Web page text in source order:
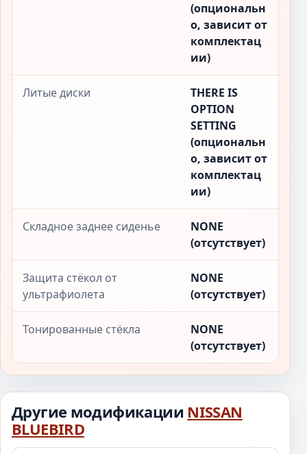
(опциональн
о, зависит от
комплектац
ии)
Литые диски
THERE IS
OPTION
SETTING
(опциональн
о, зависит от
комплектац
ии)
Складное заднее сиденье
NONE
(отсутствует)
Защита стёкол от
ультрафиолета
NONE
(отсутствует)
Тонированные стёкла
NONE
(отсутствует)
Другие модификации NISSAN
BLUEBIRD